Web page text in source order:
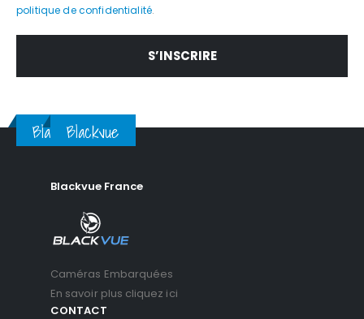
politique de confidentialité.
S’INSCRIRE
BlackvueBlackvue
Blackvue France
Caméras Embarquées
En savoir plus cliquez ici
CONTACT